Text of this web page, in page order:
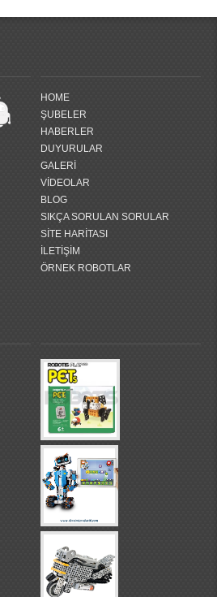
HOME
ŞUBELER
HABERLER
DUYURULAR
GALERİ
VİDEOLAR
BLOG
SIKÇA SORULAN SORULAR
SİTE HARİTASI
İLETİŞİM
ÖRNEK ROBOTLAR